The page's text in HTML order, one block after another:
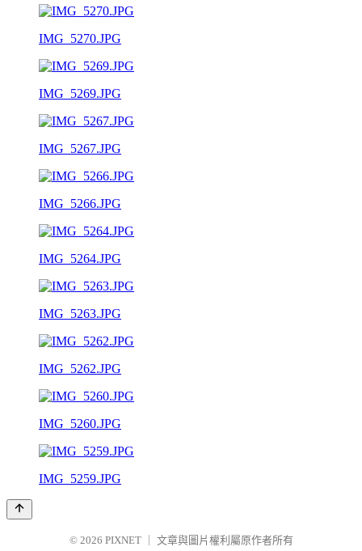
IMG_5270.JPG
IMG_5269.JPG
IMG_5267.JPG
IMG_5266.JPG
IMG_5264.JPG
IMG_5263.JPG
IMG_5262.JPG
IMG_5260.JPG
IMG_5259.JPG
© 2026 PIXNET
文章與圖片權利屬原作者所有